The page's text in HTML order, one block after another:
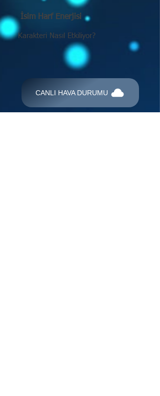
İsim Harf Enerjisi
Karakteri Nasıl Etkiliyor?
CANLI HAVA DURUMU